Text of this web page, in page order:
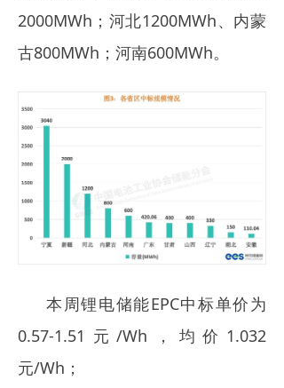
2000MWh；河北1200MWh、内蒙
古800MWh；河南600MWh。
本周锂电储能EPC中标单价为
0.57-1.51元/Wh，均价1.032
元/Wh；